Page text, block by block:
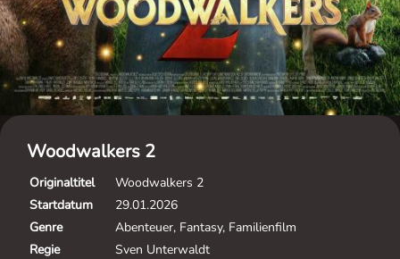
Woodwalkers 2
Originaltitel
Woodwalkers 2
Startdatum
29.01.2026
Genre
Abenteuer, Fantasy, Familienfilm
Regie
Sven Unterwaldt